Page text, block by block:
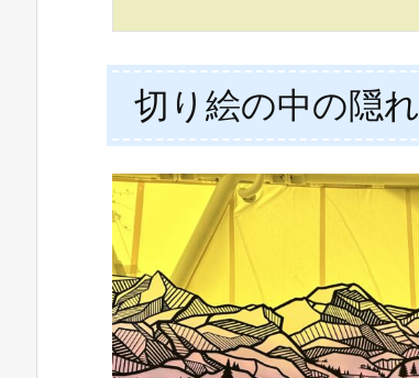
切り絵の中の隠